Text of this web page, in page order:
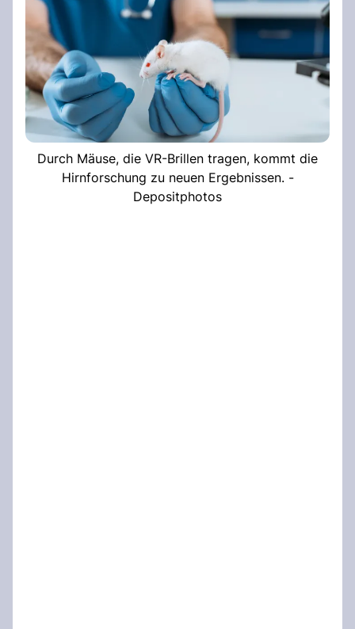
Durch Mäuse, die VR-Brillen tragen, kommt die
Hirnforschung zu neuen Ergebnissen. -
Depositphotos